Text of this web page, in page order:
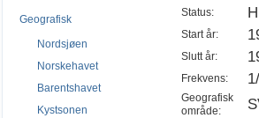
Geografisk
Nordsjøen
Norskehavet
Barentshavet
Kystsonen
Status:
Start år:
Slutt år:
Frekvens:
Geografisk
område: